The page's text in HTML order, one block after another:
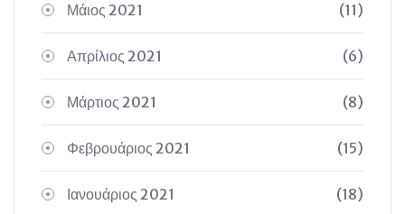
Μάιος 2021 (11)
Απρίλιος 2021 (6)
Μάρτιος 2021 (8)
Φεβρουάριος 2021 (15)
Ιανουάριος 2021 (18)